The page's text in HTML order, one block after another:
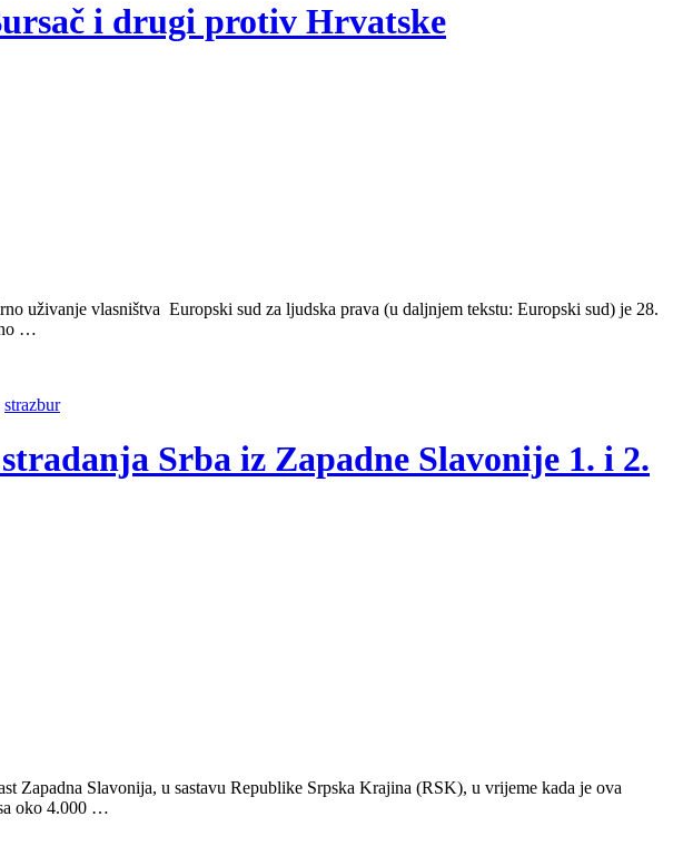
i drugi protiv Hrvatske
uživanje vlasništva Europski sud za ljudska prava (u daljnjem tekstu: Europski sud) je 28.
…
strazbur
Srba iz Zapadne Slavonije 1. i 2.
Zapadna Slavonija, u sastavu Republike Srpska Krajina (RSK), u vrijeme kada je ova
oko 4.000 …